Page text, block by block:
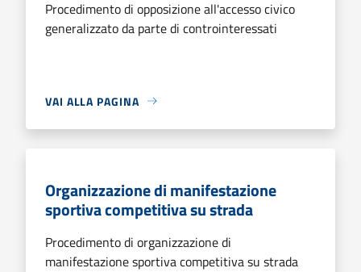
Procedimento di opposizione all'accesso civico
generalizzato da parte di controinteressati
VAI ALLA PAGINA
Organizzazione di manifestazione
sportiva competitiva su strada
Procedimento di organizzazione di
manifestazione sportiva competitiva su strada